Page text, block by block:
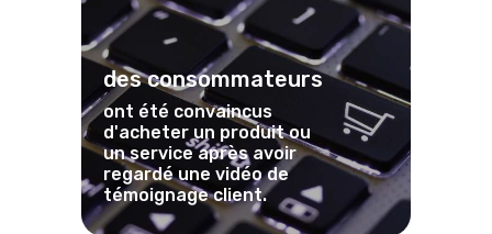
des consommateurs
ont été convaincus
d'acheter un produit ou
un service après avoir
regardé une vidéo de
témoignage client.